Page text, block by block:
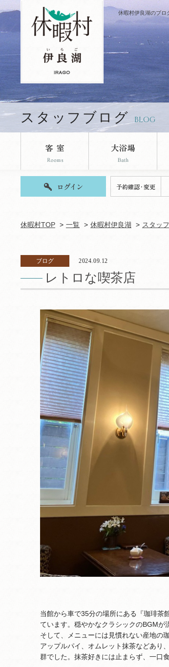
休暇村伊良湖のブロ
スタッフブログ BLOG
休暇村TOP 一覧 休暇村伊良湖 スタッ
ブログ 2024.09.12
レトロな喫茶店
当館から車で35分の場所にある『珈琲
ています。穏やかなクラシックのBGMが
そして、メニューには見慣れない産地の
アップルパイ、オムレット抹茶などあり
群でした。抹茶好きには止まらず、一口